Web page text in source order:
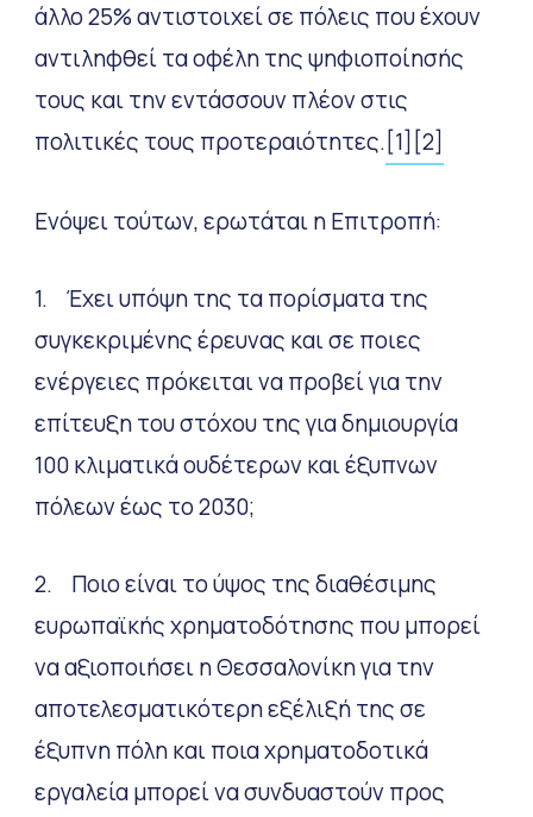
άλλο 25% αντιστοιχεί σε πόλεις που έχουν
αντιληφθεί τα οφέλη της ψηφιοποίησής
τους και την εντάσσουν πλέον στις
πολιτικές τους προτεραιότητες. [1] [2]
Ενόψει τούτων, ερωτάται η Επιτροπή:
1. Έχει υπόψη της τα πορίσματα της
συγκεκριμένης έρευνας και σε ποιες
ενέργειες πρόκειται να προβεί για την
επίτευξη του στόχου της για δημιουργία
100 κλιματικά ουδέτερων και έξυπνων
πόλεων έως το 2030;
2. Ποιο είναι το ύψος της διαθέσιμης
ευρωπαϊκής χρηματοδότησης που μπορεί
να αξιοποιήσει η Θεσσαλονίκη για την
αποτελεσματικότερη εξέλιξή της σε
έξυπνη πόλη και ποια χρηματοδοτικά
εργαλεία μπορεί να συνδυαστούν προς